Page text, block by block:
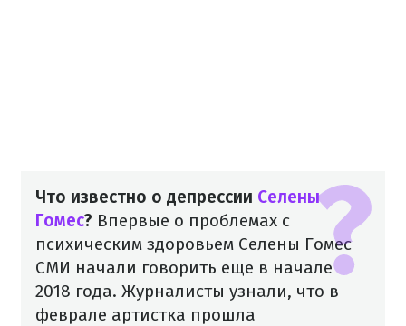
Что известно о депрессии Селены
Гомес? Впервые о проблемах с
психическим здоровьем Селены Гомес
СМИ начали говорить еще в начале
2018 года. Журналисты узнали, что в
феврале артистка прошла